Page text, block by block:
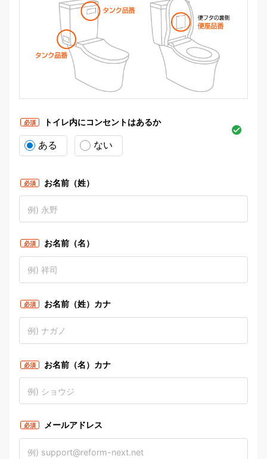
必須 トイレ内にコンセントはあるか
ある ない
必須 お名前（姓）
必須 お名前（名）
必須 お名前（姓）カナ
必須 お名前（名）カナ
必須 メールアドレス